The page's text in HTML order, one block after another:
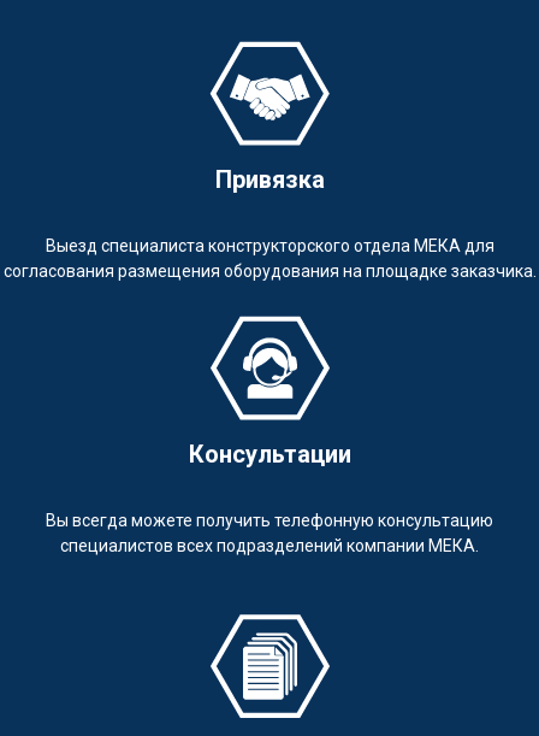
Привязка
Выезд специалиста конструкторского отдела МЕКА для
согласования размещения оборудования на площадке заказчика.
Консультации
Вы всегда можете получить телефонную консультацию
специалистов всех подразделений компании МЕКА.